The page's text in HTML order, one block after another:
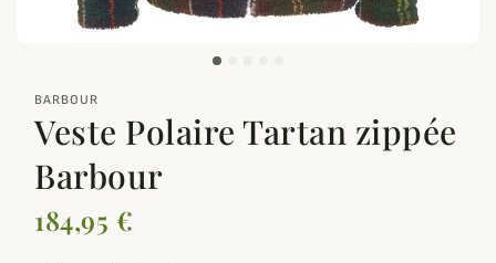
BARBOUR
Veste Polaire Tartan zippée
Barbour
184,95 €